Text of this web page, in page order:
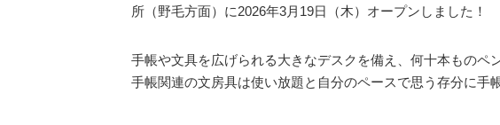
所（野毛方面）に2026年3月19日（木）オープンしました！
手帳や文具を広げられる大きなデスクを備え、何十本ものペ
手帳関連の文房具は使い放題と自分のペースで思う存分に手